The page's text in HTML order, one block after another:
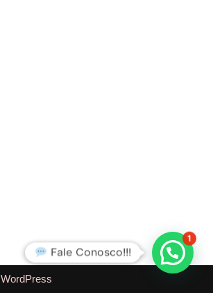
WordPress
1
Fale Conosco!!!